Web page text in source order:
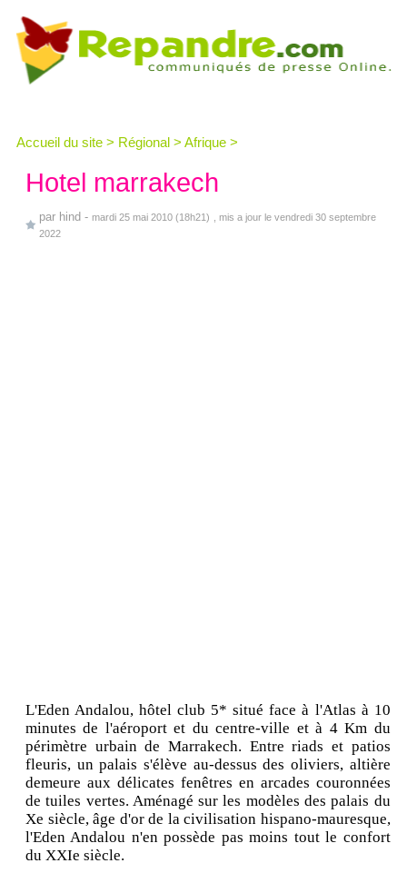
Accueil du site > Régional > Afrique >
Hotel marrakech
par hind - mardi 25 mai 2010 (18h21)
, mis a jour le vendredi 30 septembre
2022
L'Eden Andalou, hôtel club 5* situé face à l'Atlas à 10
minutes de l'aéroport et du centre-ville et à 4 Km du
périmètre urbain de Marrakech. Entre riads et patios
fleuris, un palais s'élève au-dessus des oliviers, altière
demeure aux délicates fenêtres en arcades couronnées
de tuiles vertes. Aménagé sur les modèles des palais du
Xe siècle, âge d'or de la civilisation hispano-mauresque,
l'Eden Andalou n'en possède pas moins tout le confort
du XXIe siècle.